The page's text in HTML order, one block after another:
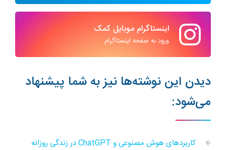
اینستاگرام موبایل کمک
ورود به صفحه اینستاگرام
دیدن این نوشته‌ها نیز به شما پیشنهاد
می‌شود:
کاربردهای هوش مصنوعی و ChatGPT در زندگی روزانه